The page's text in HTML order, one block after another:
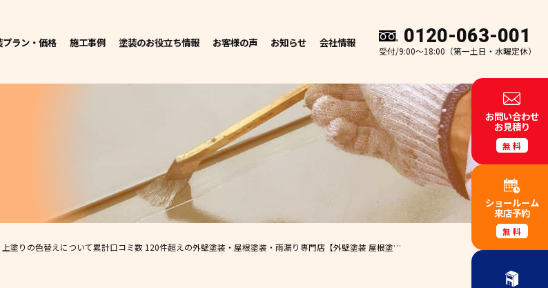
プラン・価格 施工事例 塗装のお役立ち情報 お客様の声 お知らせ 会社情報 0120-063-001
受付/9:00～18:00（第一土日・水曜定休）
塗りの色替えについて累計口コミ数 120件超えの外壁塗装・屋根塗装・雨漏り専門店 【外壁塗装 屋根塗装 和歌山市 エースペイント】 ✨
お問い合わせ
お見積り
無料
ショールーム
来店予約
無料